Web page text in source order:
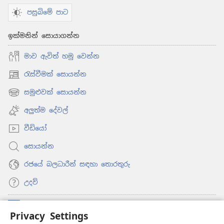
Privacy Settings
පසුබිමේ පාට
ඉක්මනින් සොයාගන්න
මාව ඇවිත් හමු වෙන්න
රැස්වීමක් සොයන්න
(opens
new
window)
සමුළුවක් සොයන්න
(opens
new
window)
අලුත්ම දේවල්
වීඩියෝ
සොයන්න
රජයේ බලධාරීන් සඳහා තොරතුරු
උදව්
(opens
new